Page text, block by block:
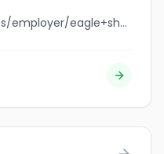
jobbank.gc.ca/browsejobs/employer/eagle+shunt+service+ltd./ca